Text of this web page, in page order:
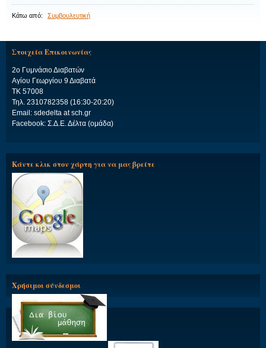
Κάτω από: Συμβουλευτική
Στοιχεία Επικοινωνίας
2ο Γυμνάσιο Διαβατών
Αγίου Γεωργίου 9 Διαβατά
TK 57008
Τηλ. 2310782358 (16:30-20:20)
Email: sdedelta at sch.gr
Facebook: Σ.Δ.Ε. Δέλτα (ομάδα)
Κάντε κλικ στον χάρτη για να μας βρείτε
Χρήσιμοι σύνδεσμοι